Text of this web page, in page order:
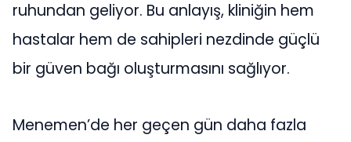
ruhundan geliyor. Bu anlayış, kliniğin hem
hastalar hem de sahipleri nezdinde güçlü
bir güven bağı oluşturmasını sağlıyor.
Menemen’de her geçen gün daha fazla